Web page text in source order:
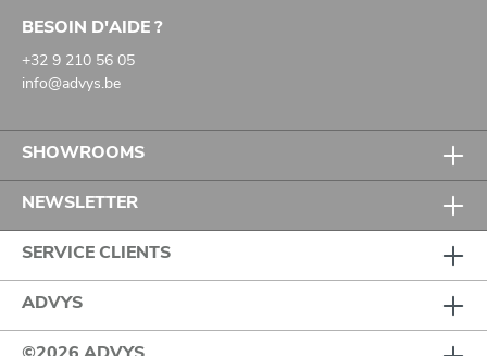
BESOIN D'AIDE ?
+32 9 210 56 05
info@advys.be
SHOWROOMS
NEWSLETTER
SERVICE CLIENTS
ADVYS